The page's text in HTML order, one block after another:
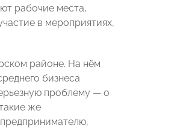
рабочие места,
в мероприятиях,
районе. На нём
бизнеса
проблему — о
же